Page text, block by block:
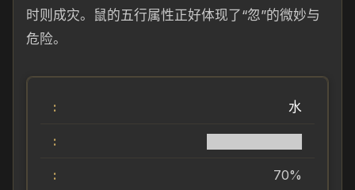
时则成灾。鼠的五行属性正好体现了“忽”的微妙与
危险。
水
70%